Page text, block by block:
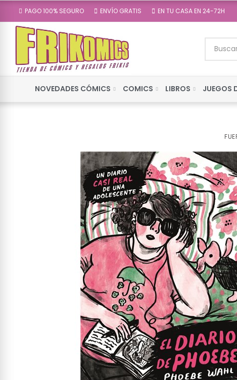
PAGO 100% SEGURO ENVÍO GRATIS EN TU CASA EN 24-72H
NOVEDADES CÓMICS COMICS LIBROS JUEGOS